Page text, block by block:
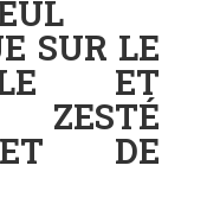
SUR LE
ET
ET DE